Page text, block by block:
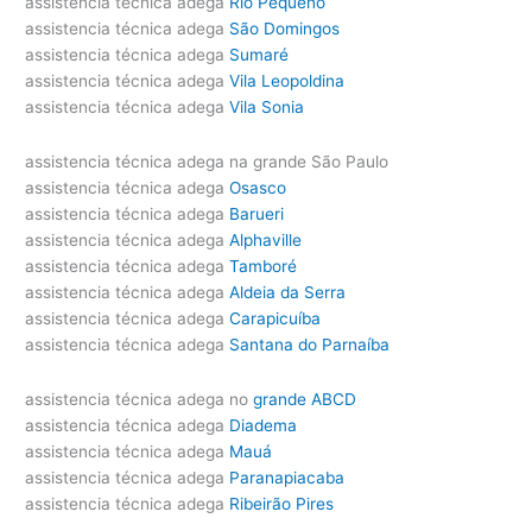
assistencia técnica adega São Domingos
assistencia técnica adega Sumaré
assistencia técnica adega Vila Leopoldina
assistencia técnica adega Vila Sonia
assistencia técnica adega na grande São Paulo
assistencia técnica adega Osasco
assistencia técnica adega Barueri
assistencia técnica adega Alphaville
assistencia técnica adega Tamboré
assistencia técnica adega Aldeia da Serra
assistencia técnica adega Carapicuíba
assistencia técnica adega Santana do Parnaíba
assistencia técnica adega nogrande ABCD
assistencia técnica adega Diadema
assistencia técnica adega Mauá
assistencia técnica adega Paranapiacaba
assistencia técnica adega Ribeirão Pires